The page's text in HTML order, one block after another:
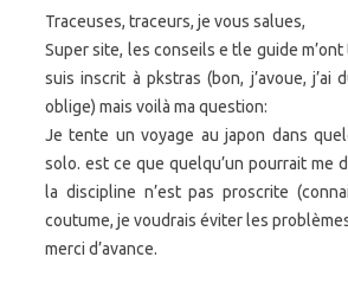
Traceuses, traceurs, je vous salues,
Super site, les conseils e tle guide
suis inscrit à pkstras (bon, j’avoue, j’ai
oblige) mais voilà ma question:
Je tente un voyage au japon dans
solo. est ce que quelqu’un pourrait me
la discipline n’est pas proscrite
coutume, je voudrais éviter les
merci d’avance.